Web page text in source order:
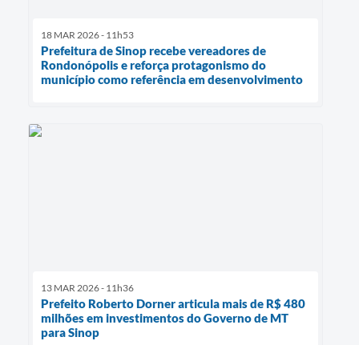
18 MAR 2026 - 11h53
Prefeitura de Sinop recebe vereadores de
Rondonópolis e reforça protagonismo do
município como referência em desenvolvimento
13 MAR 2026 - 11h36
Prefeito Roberto Dorner articula mais de R$ 480
milhões em investimentos do Governo de MT
para Sinop